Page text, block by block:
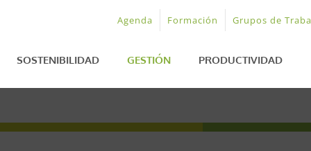
Agenda Formación Grupos de
SOSTENIBILIDAD GESTIÓN PRODUCTIVIDAD